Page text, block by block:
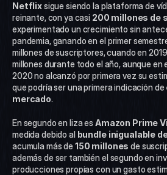
Netflix sigue siendo la plataforma de
reinante, con ya casi 200 millones de
experimentado un crecimiento sin
pandemia, ganando en el primer
millones de suscriptores, cuando en
millones durante todo el año, aunque
2020 no alcanzó por primera vez su
que podría ser una primera indicación de
mercado.
En segundo en liza es Amazon Prime
medida debido al bundle inigualable
acumula más de 150 millones de
además de ser también el segundo en
producciones propias con un gasto